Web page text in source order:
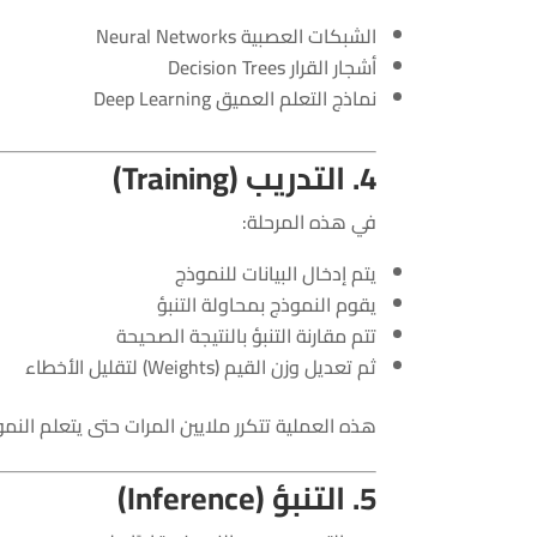
الشبكات العصبية Neural Networks
أشجار القرار Decision Trees
نماذج التعلم العميق Deep Learning
4. التدريب (Training)
في هذه المرحلة:
يتم إدخال البيانات للنموذج
يقوم النموذج بمحاولة التنبؤ
تتم مقارنة التنبؤ بالنتيجة الصحيحة
ثم تعديل وزن القيم (Weights) لتقليل الأخطاء
هذه العملية تتكرر ملايين المرات حتى يتعلم
5. التنبؤ (Inference)